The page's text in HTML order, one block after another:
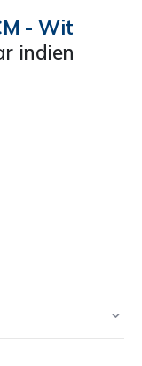
- Wit
indien